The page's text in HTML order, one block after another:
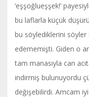
‘eşşoğlueşşek!’
bu laflarla küçük
bu söylediklerini
edememişti. Giden o
tam manasıyla can
indirmiş bulunuyordu
değişebilirdi. Amcam